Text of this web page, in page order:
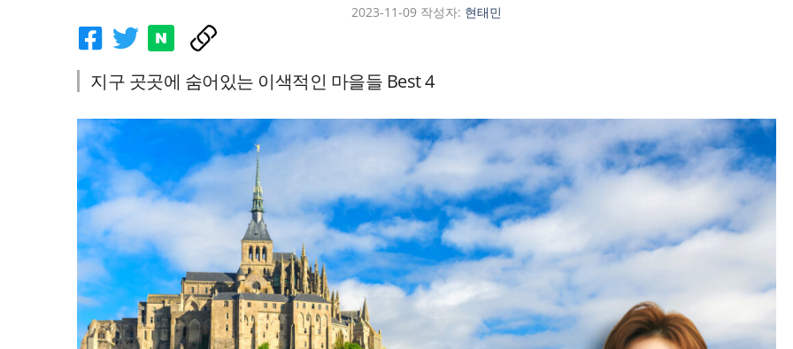
2023-11-09 작성자: 현태민
지구 곳곳에 숨어있는 이색적인 마을들 Best 4